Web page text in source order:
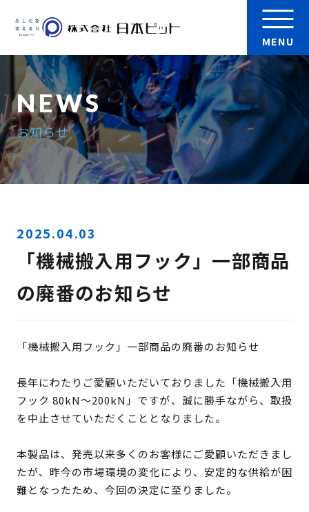
会社案内
製品
実績
採用情報
お問い合わせ
製品・見積もり窓口
総務・経理・採用窓口
097-592-4141
MENU
お知らせ
2025.04.03
「機械搬入用フック」一部商品
の廃番のお知らせ
「機械搬入用フック」一部商品の廃番のお知らせ
長年にわたりご愛顧いただいておりました「機械搬入用
フック 80kN～200kN」ですが、誠に勝手ながら、取扱
を中止させていただくこととなりました。
本製品は、発売以来多くのお客様にご愛顧いただきまし
たが、昨今の市場環境の変化により、安定的な供給が困
難となったため、今回の決定に至りました。